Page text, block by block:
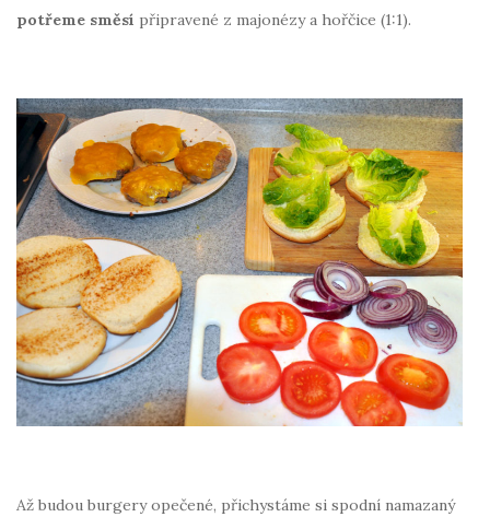
potřeme směsí připravené z majonézy a hořčice (1:1).
Až budou burgery opečené, přichystáme si spodní namazaný